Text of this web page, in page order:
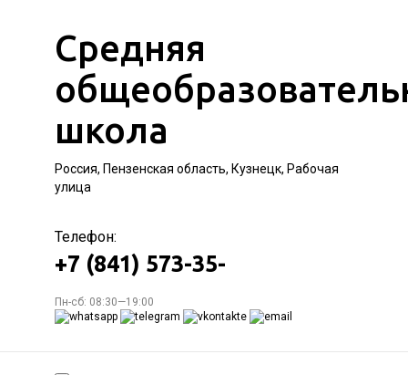
Средняя
школа
Россия, Пензенская область, Кузнецк, Рабочая
улица
Телефон:
+7 (841) 573-35-
Пн-сб: 08:30—19:00